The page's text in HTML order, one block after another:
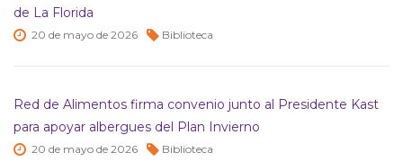
de La Florida
20 de mayo de 2026 Biblioteca
Red de Alimentos firma convenio junto al Presidente Kast
para apoyar albergues del Plan Invierno
20 de mayo de 2026 Biblioteca